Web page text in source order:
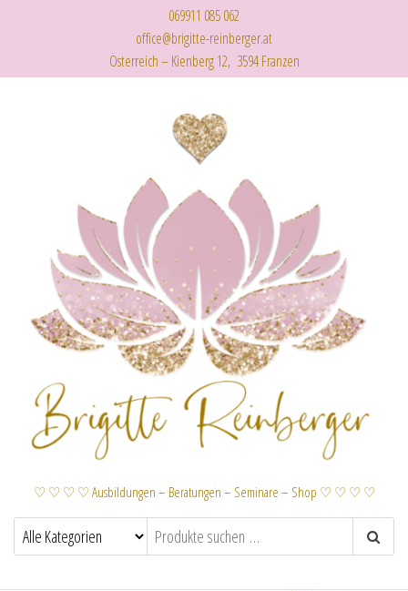
069911 085 062
office@brigitte-reinberger.at
Österreich – Kienberg 12, 3594 Franzen
♡ ♡ ♡ ♡ Ausbildungen – Beratungen – Seminare – Shop ♡ ♡ ♡ ♡